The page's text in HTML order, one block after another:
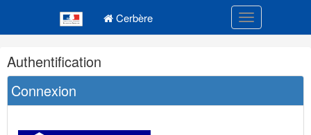
Cerbère Toggle
Navigation
et
outils
annexes
Authentification
Connexion